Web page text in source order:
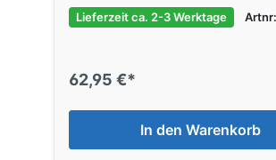
Lieferzeit ca. 2-3 Werktage
62,95 €*
In den Warenkorb